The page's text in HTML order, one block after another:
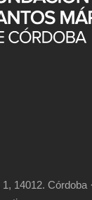
14012. Córdoba